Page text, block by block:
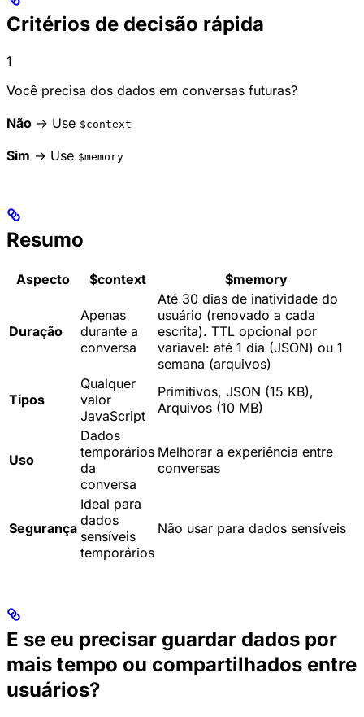
Critérios de decisão rápida
1
Você precisa dos dados em conversas futuras?
Não → Use $context
Sim → Use $memory
Resumo
Aspecto $context $memory
Duração
Apenas
durante a
conversa
Até 30 dias de inatividade do
usuário (renovado a cada
escrita). TTL opcional por
variável: até 1 dia (JSON) ou 1
semana (arquivos)
Tipos
Qualquer
valor
JavaScript
Primitivos, JSON (15 KB),
Arquivos (10 MB)
Uso
Dados
temporários
da
conversa
Melhorar a experiência entre
conversas
Segurança
Ideal para
dados
sensíveis
temporários
Não usar para dados sensíveis
E se eu precisar guardar dados por
mais tempo ou compartilhados entre
usuários?